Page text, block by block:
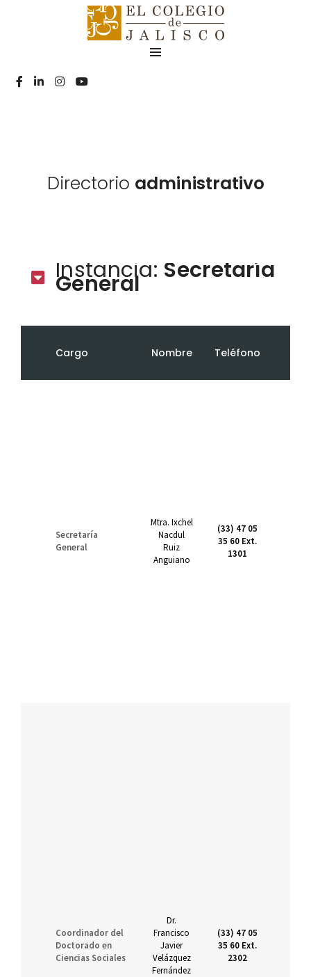
Directorio administrativo
Instancia: Secretaría
General
Cargo Nombre Teléfono
Secretaría
General
Mtra. Ixchel
Nacdul
Ruiz
Anguiano
(33) 47 05
35 60 Ext.
1301
Coordinador del
Doctorado en
Ciencias Sociales
Dr.
Francisco
Javier
Velázquez
Fernández
(33) 47 05
35 60 Ext.
2302